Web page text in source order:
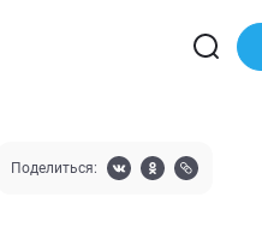
Поделиться: